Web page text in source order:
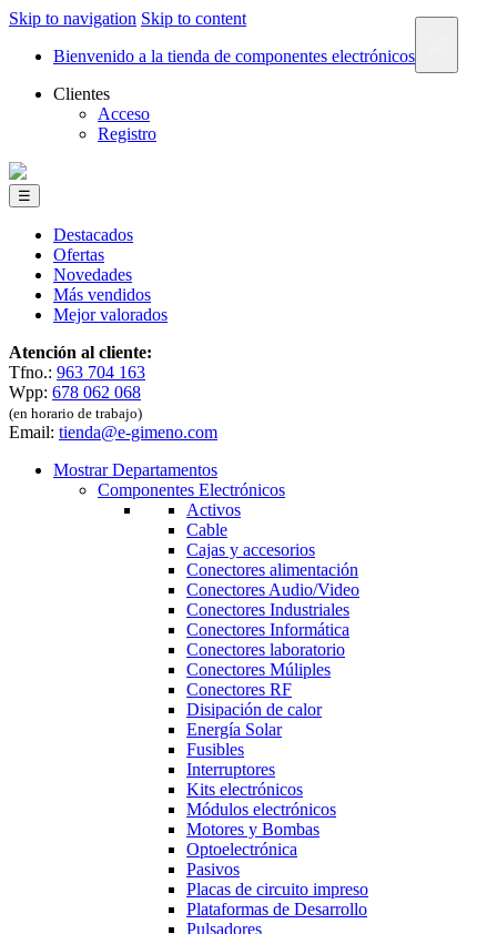
Skip to navigation Skip to content
Bienvenido a la tienda de componentes electrónicos
Clientes
Acceso
Registro
☰
Destacados
Ofertas
Novedades
Más vendidos
Mejor valorados
Atención al cliente:
Tfno.: 963 704 163
Wpp: 678 062 068
(en horario de trabajo)
Email: tienda@e-gimeno.com
Mostrar Departamentos
Componentes Electrónicos
Activos
Cable
Cajas y accesorios
Conectores alimentación
Conectores Audio/Video
Conectores Industriales
Conectores Informática
Conectores laboratorio
Conectores Múliples
Conectores RF
Disipación de calor
Energía Solar
Fusibles
Interruptores
Kits electrónicos
Módulos electrónicos
Motores y Bombas
Optoelectrónica
Pasivos
Placas de circuito impreso
Plataformas de Desarrollo
Pulsadores